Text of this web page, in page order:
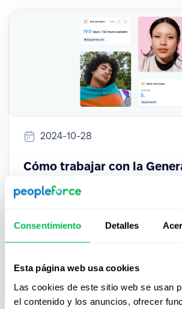
Consentimiento Detalles
Esta página web usa cookies
Las cookies de este sitio web se usan
el contenido y los anuncios, ofrecer
2024-10-28
Cómo trabajar con la
el lugar de trabajo
desafíos que plantean estas
compartiremos los beneficios de
How to